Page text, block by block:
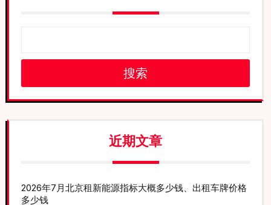
搜索
近期文章
2026年7月北京租新能源指标大概多少钱、出租车牌价格
多少钱